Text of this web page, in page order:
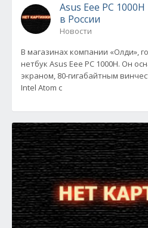
Asus Eee PC
в России
Новости
В магазинах компании «Олди»,
нетбук Asus Eee PC 1000H. Он
экраном, 80-гигабайтным
Intel Atom с